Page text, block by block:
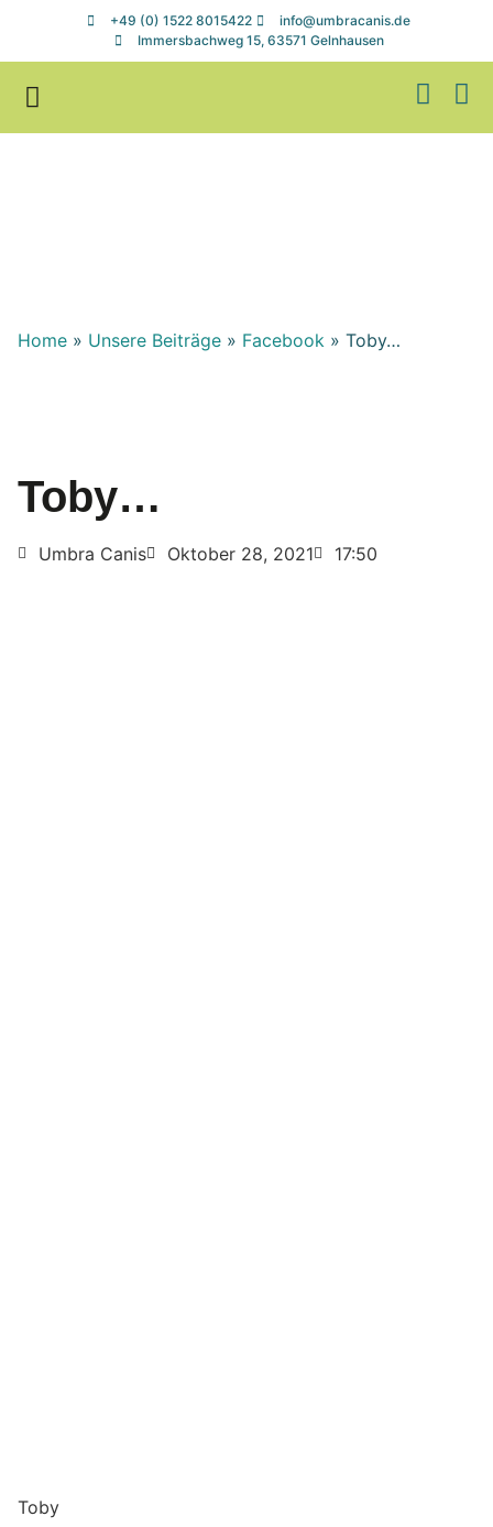
+49 (0) 1522 8015422
info@umbracanis.de
Immersbachweg 15, 63571 Gelnhausen
Home » Unsere Beiträge » Facebook » Toby…
Toby…
Umbra Canis Oktober 28, 2021 17:50
Toby